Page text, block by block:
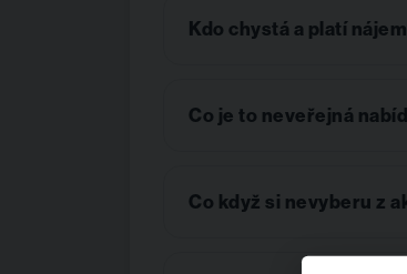
Kdo chystá a platí
Co je to neveřejná
Co když si nevyberu z